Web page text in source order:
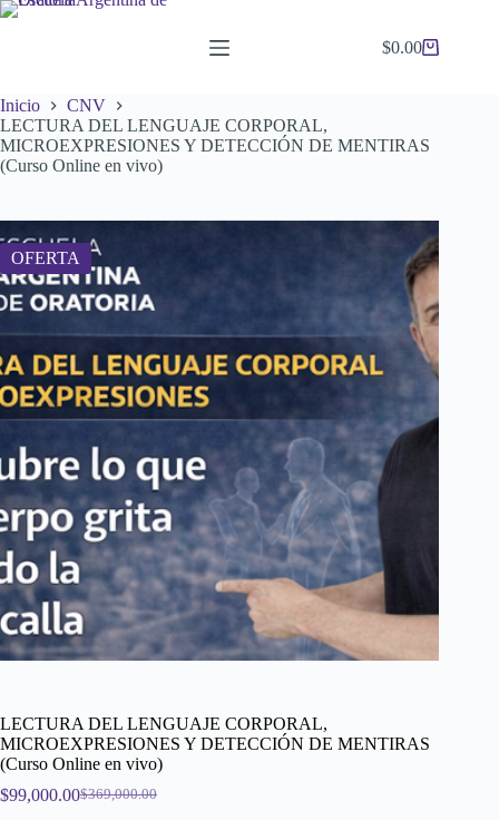
Saltar
Carro
$0.00
Inicio
CNV
LECTURA DEL LENGUAJE CORPORAL,
MICROEXPRESIONES Y DETECCIÓN DE MENTIRAS
(Curso Online en vivo)
OFERTA
LECTURA DEL LENGUAJE CORPORAL,
MICROEXPRESIONES Y DETECCIÓN DE MENTIRAS
(Curso Online en vivo)
$369,000.00
El
$99,000.00El